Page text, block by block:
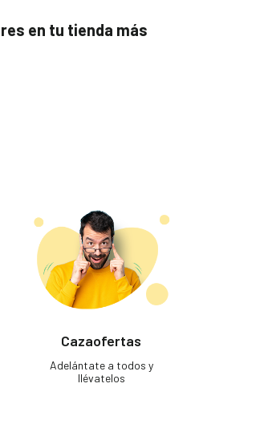
en tu tienda más
Cazaofertas
Adelántate a todos y
llévatelos